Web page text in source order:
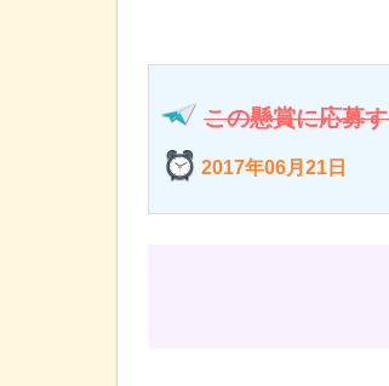
この懸賞に応募
2017年06月21日